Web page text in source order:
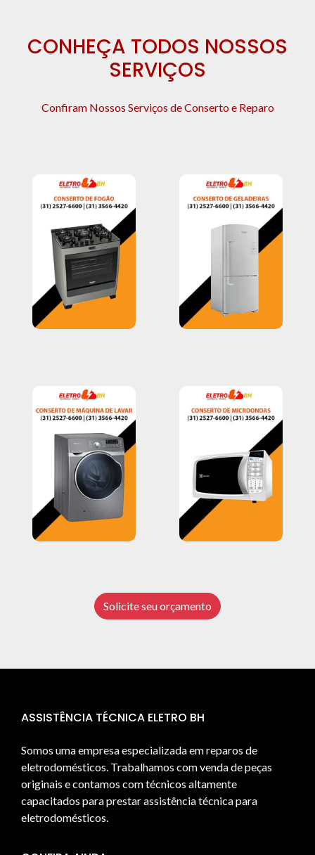
CONHEÇA TODOS NOSSOS
SERVIÇOS
Confiram Nossos Serviços de Conserto e Reparo
Solicite seu orçamento
ASSISTÊNCIA TÉCNICA ELETRO BH
Somos uma empresa especializada em reparos de
eletrodomésticos. Trabalhamos com venda de peças
originais e contamos com técnicos altamente
capacitados para prestar assistência técnica para
eletrodomésticos.